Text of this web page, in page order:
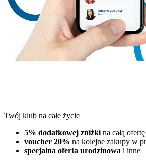
Twój klub na całe życie
5% dodatkowej zniżki na całą
voucher 20% na kolejne zakupy w
specjalna oferta urodzinowa i inne